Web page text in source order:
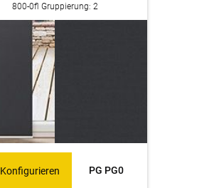
800-0fl Gruppierung: 2
PG PG0
Konfigurieren